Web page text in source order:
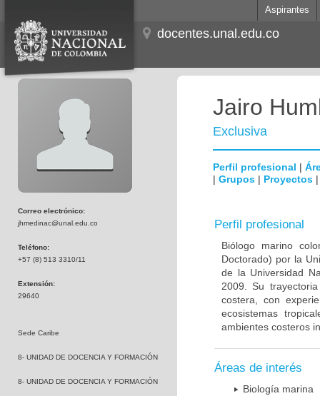
Aspirantes
docentes.unal.edu.co
Correo electrónico:
jhmedinac@unal.edu.co
Teléfono:
+57 (8) 513 3310/11
Extensión:
29640
Sede Caribe
8- UNIDAD DE DOCENCIA Y FORMACIÓN
8- UNIDAD DE DOCENCIA Y FORMACIÓN
Jairo
Exclusiva
Perfil profesional |
| Grupos | Proyectos
Perfil profesional
Biólogo marino
Doctorado) por la
de la Universidad
2009. Su
costera, con
ecosistemas
ambientes costeros
Áreas de interés
Biología marina